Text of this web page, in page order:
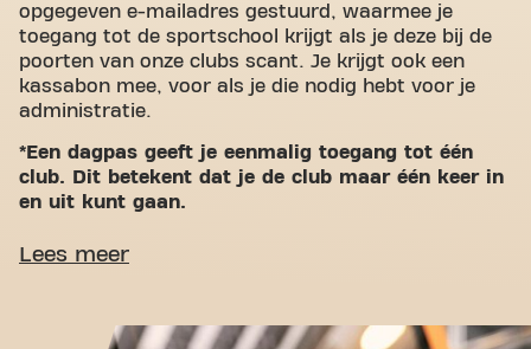
opgegeven e-mailadres gestuurd, waarmee je
toegang tot de sportschool krijgt als je deze bij de
poorten van onze clubs scant. Je krijgt ook een
kassabon mee, voor als je die nodig hebt voor je
administratie.
*Een dagpas geeft je eenmalig toegang tot één
club. Dit betekent dat je de club maar één keer in
en uit kunt gaan.